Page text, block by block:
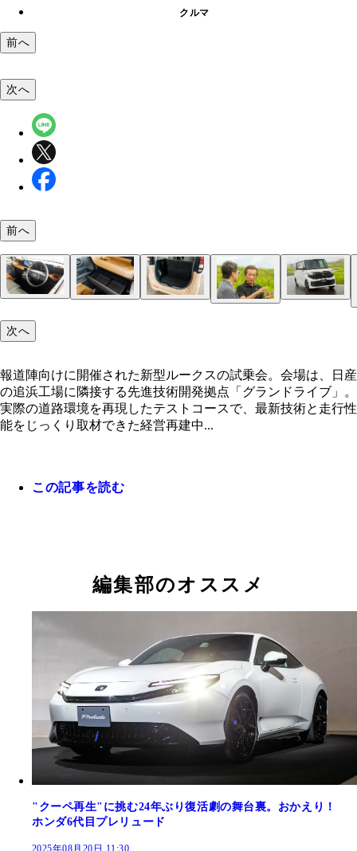
クルマ
前へ
で、最新技術と走行性能をじっくり取材できた
次へ
前へ
次へ
報道陣向けに開催された新型ルークスの試乗会。会場は、日産
の追浜工場に隣接する先進技術開発拠点「グランドライブ」。
実際の道路環境を再現したテストコースで、最新技術と走行性
能をじっくり取材できた経営再建中...
この記事を読む
編集部のオススメ
"クーペ再生"に挑む24年ぶり復活劇の舞台裏。おかえり！
ホンダ6代目プレリュード
2025年08月20日 11:30